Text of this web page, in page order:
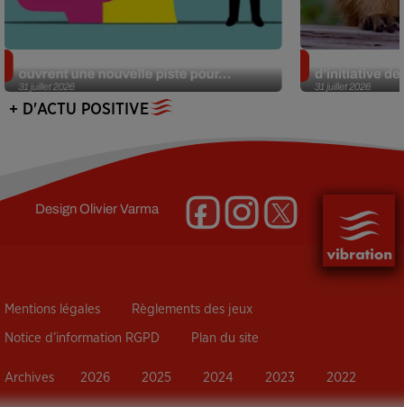
31 juillet 2026
ouvrent une nouvelle piste pour...
31 juillet 2026
d’initiative
+ D'ACTU POSITIVE
DesignOlivier Varma
Mentions légales Règlements des jeux
Notice d’information RGPD Plan du site
Archives 2026 2025 2024 2023 2022